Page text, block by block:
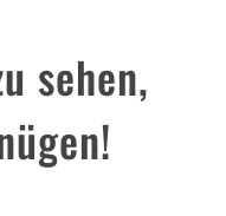
sehen,